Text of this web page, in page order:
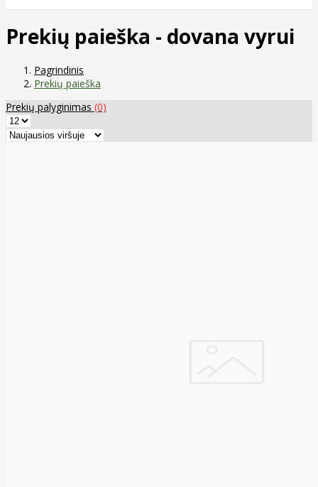
Prekių paieška - dovana vyrui
Pagrindinis
Prekių paieška
Prekių palyginimas (0)